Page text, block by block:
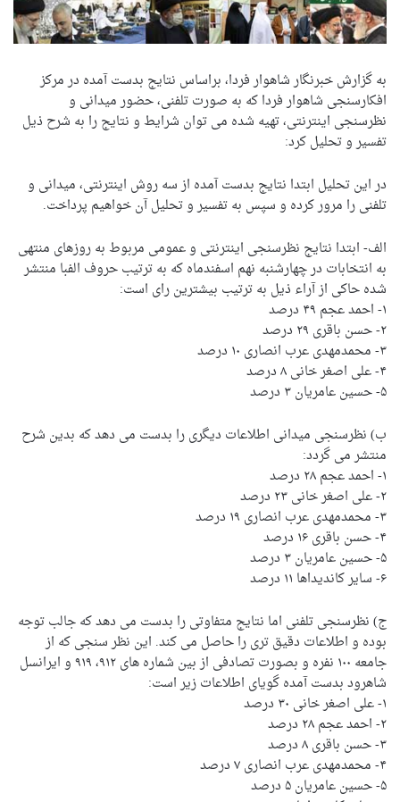
به گزارش خبرنگار شاهوار فردا، براساس نتایج بدست آمده در مرکز
افکارسنجی شاهوار فردا که به صورت تلفنی، حضور میدانی و
نظرسنجی اینترنتی، تهیه شده می توان شرایط و نتایج را به شرح ذیل
تفسیر و تحلیل کرد:
در این تحلیل ابتدا نتایج بدست آمده از سه روش اینترنتی، میدانی و
تلفنی را مرور کرده و سپس به تفسیر و تحلیل آن خواهیم پرداخت.
الف- ابتدا نتایج نظرسنجی اینترنتی و عمومی مربوط به روزهای منتهی
به انتخابات در چهارشنبه نهم اسفندماه که به ترتیب حروف الفبا منتشر
شده حاکی از آراء ذیل به ترتیب بیشترین رای است:
۱- احمد عجم ۴۹ درصد
۲- حسن باقری ۲۹ درصد
۳- محمدمهدی عرب انصاری ۱۰ درصد
۴- علی اصغر خانی ۸ درصد
۵- حسین عامریان ۳ درصد
ب) نظرسنجی میدانی اطلاعات دیگری را بدست می دهد که بدین شرح
منتشر می گردد:
۱- احمد عجم ۲۸ درصد
۲- علی اصغر خانی ۲۳ درصد
۳- محمدمهدی عرب انصاری ۱۹ درصد
۴- حسن باقری ۱۶ درصد
۵- حسین عامریان ۳ درصد
۶- سایر کاندیداها ۱۱ درصد
ج) نظرسنجی تلفنی اما نتایج متفاوتی را بدست می دهد که جالب توجه
بوده و اطلاعات دقیق تری را حاصل می کند. این نظر سنجی که از
جامعه ۱۰۰ نفره و بصورت تصادفی از بین شماره های ۹۱۲، ۹۱۹ و ایرانسل
شاهرود بدست آمده گویای اطلاعات زیر است:
۱- علی اصغر خانی ۳۰ درصد
۲- احمد عجم ۲۸ درصد
۳- حسن باقری ۸ درصد
۴- محمدمهدی عرب انصاری ۷ درصد
۵- حسین عامریان ۵ درصد